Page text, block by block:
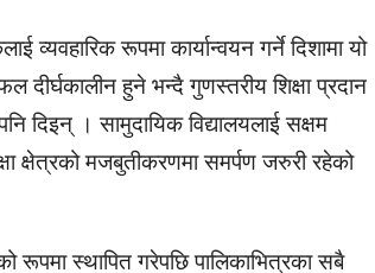
व्यवहारिक रूपमा कार्यान्वयन गर्ने दिशामा यो
दीर्घकालीन हुने भन्दै गुणस्तरीय शिक्षा प्रदान
दिइन् । सामुदायिक विद्यालयलाई सक्षम
क्षेत्रको मजबुतीकरणमा समर्पण जरुरी रहेको
रूपमा स्थापित गरेपछि पालिकाभित्रका सबै